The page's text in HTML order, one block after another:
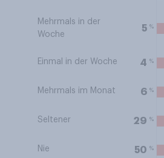
Mehrmals in der
Woche
5 %
Einmal in der Woche 4 %
Mehrmals im Monat 6 %
Seltener 29 %
Nie 50 %